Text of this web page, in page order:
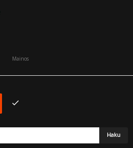
Mainos